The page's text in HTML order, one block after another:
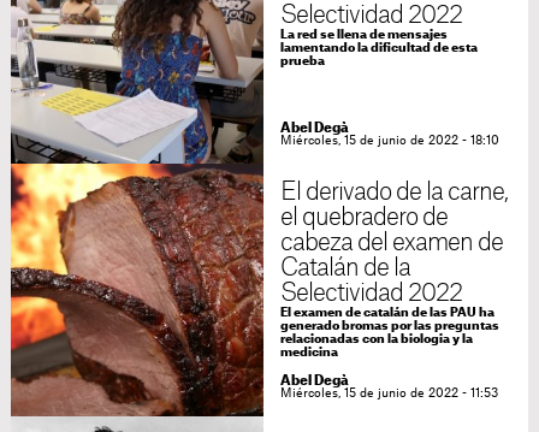
Selectividad 2022
La red se llena de mensajes
lamentando la dificultad de esta
prueba
Abel Degà
Miércoles, 15 de junio de 2022 - 18:10
El derivado de la carne,
el quebradero de
cabeza del examen de
Catalán de la
Selectividad 2022
El examen de catalán de las PAU ha
generado bromas por las preguntas
relacionadas con la biologia y la
medicina
Abel Degà
Miércoles, 15 de junio de 2022 - 11:53